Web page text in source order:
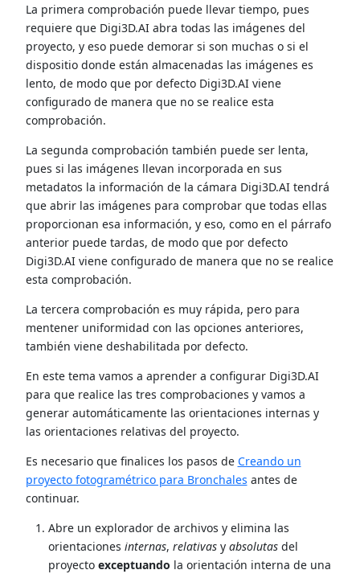
La primera comprobación puede llevar tiempo, pues
requiere que Digi3D.AI abra todas las imágenes del
proyecto, y eso puede demorar si son muchas o si el
dispositio donde están almacenadas las imágenes es
lento, de modo que por defecto Digi3D.AI viene
configurado de manera que no se realice esta
comprobación.
La segunda comprobación también puede ser lenta,
pues si las imágenes llevan incorporada en sus
metadatos la información de la cámara Digi3D.AI tendrá
que abrir las imágenes para comprobar que todas ellas
proporcionan esa información, y eso, como en el párrafo
anterior puede tardas, de modo que por defecto
Digi3D.AI viene configurado de manera que no se realice
esta comprobación.
La tercera comprobación es muy rápida, pero para
mentener uniformidad con las opciones anteriores,
también viene deshabilitada por defecto.
En este tema vamos a aprender a configurar Digi3D.AI
para que realice las tres comprobaciones y vamos a
generar automáticamente las orientaciones internas y
las orientaciones relativas del proyecto.
Es necesario que finalices los pasos de Creando un
proyecto fotogramétrico para Bronchales antes de
continuar.
Abre un explorador de archivos y elimina las
orientaciones internas, relativasy absolutasdel
proyecto exceptuando la orientación interna de una